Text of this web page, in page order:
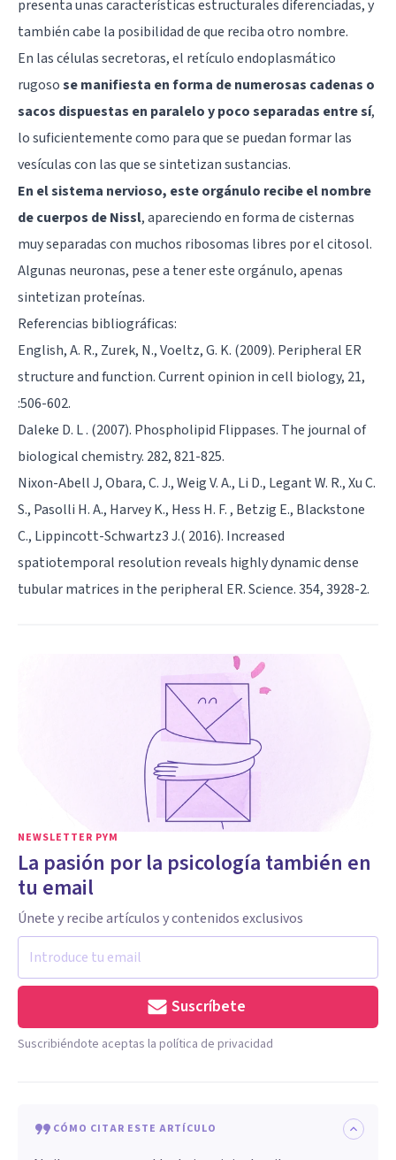
presenta unas características estructurales diferenciadas, y
también cabe la posibilidad de que reciba otro nombre.
En las células secretoras, el retículo endoplasmático
rugosose manifiesta en forma de numerosas cadenas o
sacos dispuestas en paralelo y poco separadas entre sí,
lo suficientemente como para que se puedan formar las
vesículas con las que se sintetizan sustancias.
En el sistema nervioso, este orgánulo recibe el nombre
de cuerpos de Nissl, apareciendo en forma de cisternas
muy separadas con muchos ribosomas libres por el citosol.
Algunas neuronas, pese a tener este orgánulo, apenas
sintetizan proteínas.
Referencias bibliográficas:
English, A. R., Zurek, N., Voeltz, G. K. (2009). Peripheral ER
structure and function. Current opinion in cell biology, 21,
:506-602.
Daleke D. L . (2007). Phospholipid Flippases. The journal of
biological chemistry. 282, 821-825.
Nixon-Abell J, Obara, C. J., Weig V. A., Li D., Legant W. R., Xu C.
S., Pasolli H. A., Harvey K., Hess H. F. , Betzig E., Blackstone
C., Lippincott-Schwartz3 J.( 2016). Increased
spatiotemporal resolution reveals highly dynamic dense
tubular matrices in the peripheral ER. Science. 354, 3928-2.
NEWSLETTER PYM
La pasión por la psicología también en
tu email
Únete y recibe artículos y contenidos exclusivos
Suscríbete
Suscribiéndote aceptas la política de privacidad
CÓMO CITAR ESTE ARTÍCULO